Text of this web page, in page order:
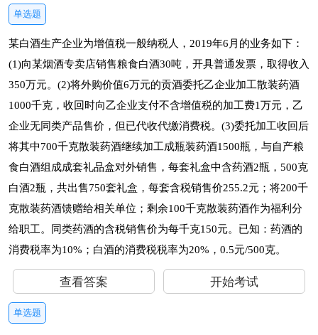
单选题
某白酒生产企业为增值税一般纳税人，2019年6月的业务如下：
(1)向某烟酒专卖店销售粮食白酒30吨，开具普通发票，取得收入
350万元。(2)将外购价值6万元的贡酒委托乙企业加工散装药酒
1000千克，收回时向乙企业支付不含增值税的加工费1万元，乙
企业无同类产品售价，但已代收代缴消费税。(3)委托加工收回后
将其中700千克散装药酒继续加工成瓶装药酒1500瓶，与自产粮
食白酒组成成套礼品盒对外销售，每套礼盒中含药酒2瓶，500克
白酒2瓶，共出售750套礼盒，每套含税销售价255.2元；将200千
克散装药酒馈赠给相关单位；剩余100千克散装药酒作为福利分
给职工。同类药酒的含税销售价为每千克150元。已知：药酒的
消费税率为10%；白酒的消费税税率为20%，0.5元/500克。
查看答案 开始考试
单选题